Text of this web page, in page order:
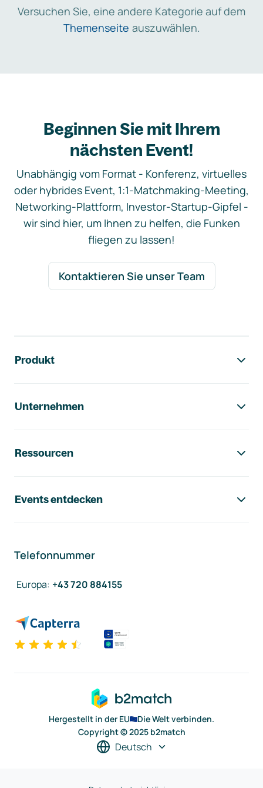
Versuchen Sie, eine andere Kategorie auf dem
Themenseite auszuwählen.
Beginnen Sie mit Ihrem
nächsten Event!
Unabhängig vom Format - Konferenz, virtuelles
oder hybrides Event, 1:1-Matchmaking-Meeting,
Networking-Plattform, Investor-Startup-Gipfel -
wir sind hier, um Ihnen zu helfen, die Funken
fliegen zu lassen!
Kontaktieren Sie unser Team
Produkt
Unternehmen
Ressourcen
Events entdecken
Telefonnummer
Europa: +43 720 884155
Hergestellt in der EU
Die Welt verbinden.
Copyright © 2025 b2match
Deutsch